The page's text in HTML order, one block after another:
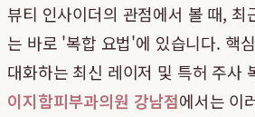
뷰티 인사이더의 관점에서 볼 때, 최
는 바로 '복합 요법'에 있습니다. 핵
대화하는 최신 레이저 및 특허 주사
이지함피부과의원 강남점에서는 이